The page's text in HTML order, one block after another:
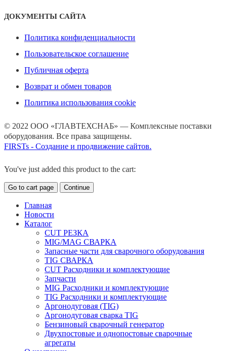
ДОКУМЕНТЫ САЙТА
Политика конфиденциальности
Пользовательское соглашение
Публичная оферта
Возврат и обмен товаров
Политика использования cookie
© 2022 ООО «ГЛАВТЕХСНАБ» — Комплексные поставки
оборудования. Все права защищены.
FIRSTs - Создание и продвижение сайтов.
You've just added this product to the cart:
Go to cart page Continue
Главная
Новости
Каталог
CUT РЕЗКА
MIG/MAG СВАРКА
Запасные части для сварочного оборудования
TIG СВАРКА
CUT Расходники и комплектующие
Запчасти
MIG Расходники и комплектующие
TIG Расходники и комплектующие
Аргонодуговая (TIG)
Аргонодуговая сварка TIG
Бензиновый сварочный генератор
Двухпостовые и однопостовые сварочные
агрегаты